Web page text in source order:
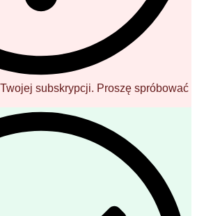
subskrypcji. Proszę spróbować